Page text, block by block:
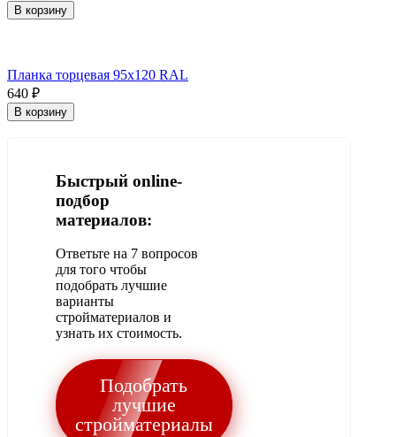
В корзину
Планка торцевая 95х120 RAL
640 ₽
В корзину
Быстрый online-
подбор
материалов:
Ответьте на 7 вопросов
для того чтобы
подобрать лучшие
варианты
стройматериалов и
узнать их стоимость.
Подобрать
лучшие
стройматериалы